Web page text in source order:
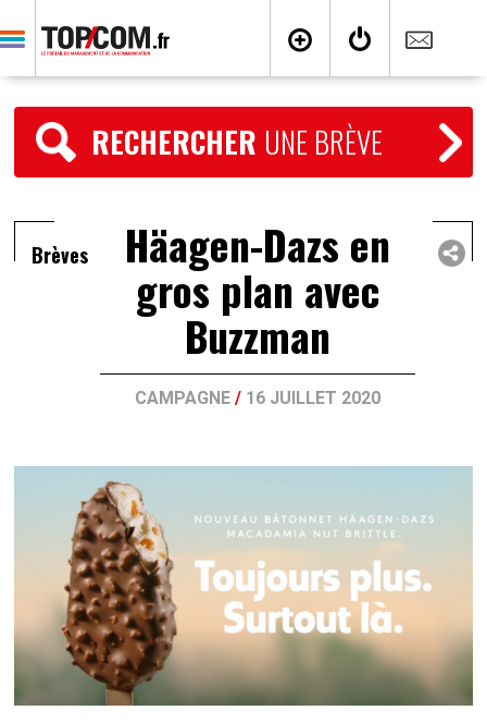
RECHERCHER UNE BRÈVE
Brèves Häagen-Dazs en
gros plan avec
Buzzman
CAMPAGNE/ 16 JUILLET 2020